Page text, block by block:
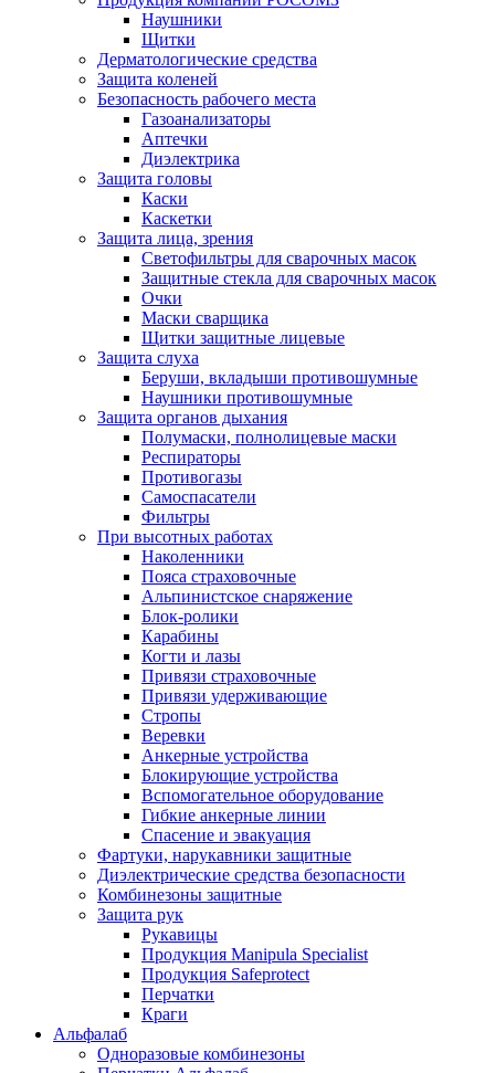
Наушники
Щитки
Дерматологические средства
Защита коленей
Безопасность рабочего места
Газоанализаторы
Аптечки
Диэлектрика
Защита головы
Каски
Каскетки
Защита лица, зрения
Светофильтры для сварочных масок
Защитные стекла для сварочных масок
Очки
Маски сварщика
Щитки защитные лицевые
Защита слуха
Беруши, вкладыши противошумные
Наушники противошумные
Защита органов дыхания
Полумаски, полнолицевые маски
Респираторы
Противогазы
Самоспасатели
Фильтры
При высотных работах
Наколенники
Пояса страховочные
Альпинистское снаряжение
Блок-ролики
Карабины
Когти и лазы
Привязи страховочные
Привязи удерживающие
Стропы
Веревки
Анкерные устройства
Блокирующие устройства
Вспомогательное оборудование
Гибкие анкерные линии
Спасение и эвакуация
Фартуки, нарукавники защитные
Диэлектрические средства безопасности
Комбинезоны защитные
Защита рук
Рукавицы
Продукция Manipula Specialist
Продукция Safeprotect
Перчатки
Краги
Альфалаб
Одноразовые комбинезоны